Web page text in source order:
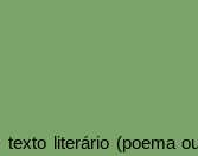
texto literário (poema